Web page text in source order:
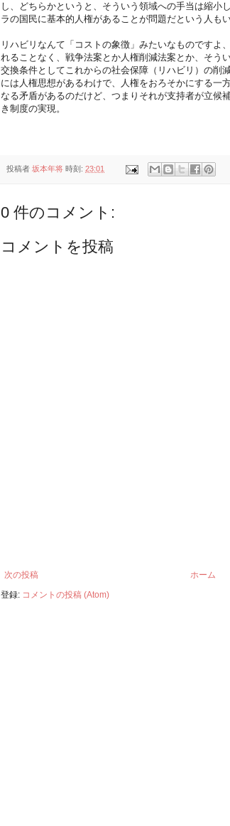
し、どちらかというと、そういう領域への手当は縮小
ラの国民に基本的人権があることが問題だという人も
リハビリなんて「コストの象徴」みたいなものですよ
れることなく、戦争法案とか人権削減法案とか、そう
交換条件としてこれからの社会保障（リハビリ）の削
には人権思想があるわけで、人権をおろそかにする一
なる矛盾があるのだけど、つまりそれが支持者が立候
き制度の実現。
投稿者 坂本年将 時刻: 23:01
0 件のコメント:
コメントを投稿
次の投稿
ホーム
登録: コメントの投稿 (Atom)